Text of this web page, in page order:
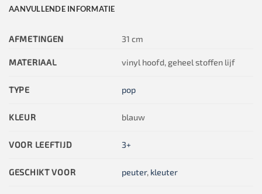
AANVULLENDE INFORMATIE
AFMETINGEN 31 cm
MATERIAAL vinyl hoofd, geheel stoffen lijf
TYPE pop
KLEUR blauw
VOOR LEEFTIJD 3+
GESCHIKT VOOR peuter, kleuter